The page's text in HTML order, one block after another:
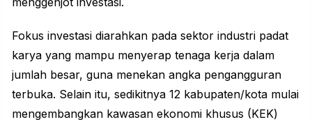
Fokus investasi diarahkan pada sektor industri padat
karya yang mampu menyerap tenaga kerja dalam
jumlah besar, guna menekan angka pengangguran
terbuka. Selain itu, sedikitnya 12 kabupaten/kota mulai
mengembangkan kawasan ekonomi khusus (KEK)